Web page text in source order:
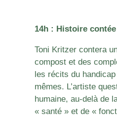
14h : Histoire
Toni Kritzer contera
compost et des
les récits du
mêmes. L’artiste
humaine, au-delà de
« santé » et de «